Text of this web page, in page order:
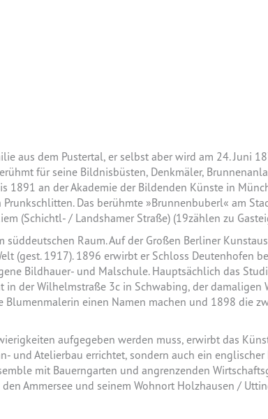
aus dem Pustertal, er selbst aber wird am 24. Juni
für seine Bildnisbüsten, Denkmäler,
an der Akademie der Bildenden Künste in
Das berühmte »Brunnenbuberl« am
(Schichtl- / Landshamer Straße) (19zählen zu
süddeutschen Raum. Auf der Großen Berliner
(gest. 1917). 1896 erwirbt er Schloss
Bildhauer- und Malschule. Hauptsächlich das
der Wilhelmstraße 3c in Schwabing, der
Blumenmalerin einen Namen machen und 1898 die
aufgegeben werden muss, erwirbt das
und Atelierbau errichtet, sondern auch ein
mit Bauerngarten und angrenzenden
Ammersee und seinem Wohnort Holzhausen /